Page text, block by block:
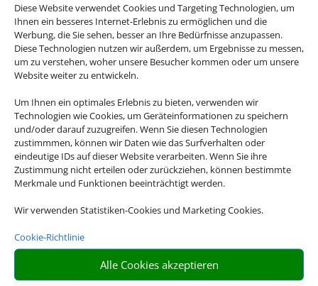
Diese Website verwendet Cookies und Targeting Technologien, um
Ihnen ein besseres Internet-Erlebnis zu ermöglichen und die
Werbung, die Sie sehen, besser an Ihre Bedürfnisse anzupassen.
Diese Technologien nutzen wir außerdem, um Ergebnisse zu messen,
um zu verstehen, woher unsere Besucher kommen oder um unsere
Website weiter zu entwickeln.
Um Ihnen ein optimales Erlebnis zu bieten, verwenden wir
Technologien wie Cookies, um Geräteinformationen zu speichern
und/oder darauf zuzugreifen. Wenn Sie diesen Technologien
zustimmmen, können wir Daten wie das Surfverhalten oder
eindeutige IDs auf dieser Website verarbeiten. Wenn Sie ihre
Zustimmung nicht erteilen oder zurückziehen, können bestimmte
Merkmale und Funktionen beeinträchtigt werden.
Wir verwenden Statistiken-Cookies und Marketing Cookies.
Cookie-Richtlinie
Alle Cookies akzeptieren